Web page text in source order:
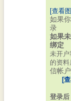
[查看
如果
录
如果
绑定
未开
的资
信帐
[
登录后